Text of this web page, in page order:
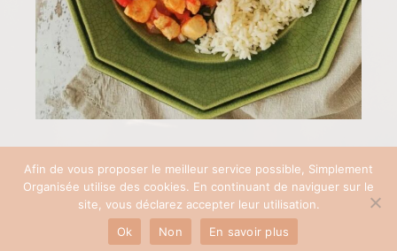
COPYRIGHT © 2026 SIMPLEMENT ORGANISÉE | SITE RÉALISÉ AVEC ♡ PAR
PAULINEB'COM
Afin de vous proposer le meilleur service possible, Simplement
Organisée utilise des cookies. En continuant de naviguer sur le
site, vous déclarez accepter leur utilisation.
Ok
Non En savoir plus